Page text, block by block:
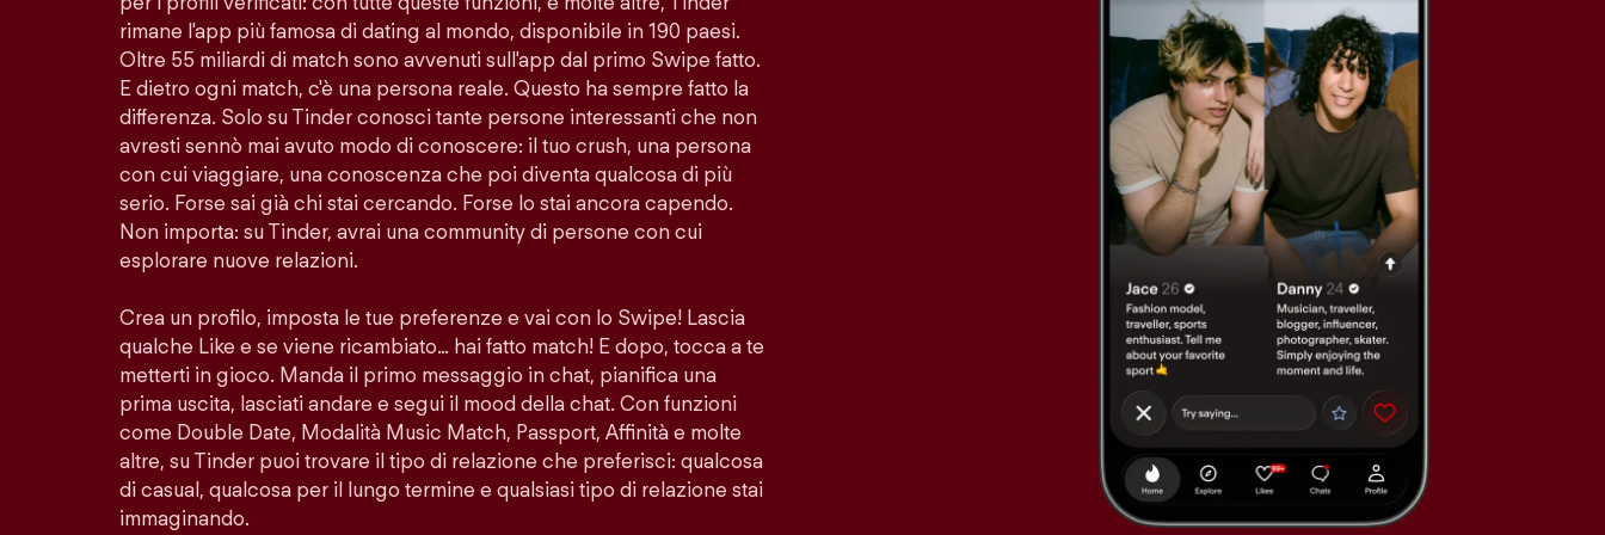
rimane l'app più famosa di dating al mondo, disponibile in 190 paesi.
Oltre 55 miliardi di match sono avvenuti sull'app dal primo Swipe fatto.
E dietro ogni match, c'è una persona reale. Questo ha sempre fatto la
differenza. Solo su Tinder conosci tante persone interessanti che non
avresti sennò mai avuto modo di conoscere: il tuo crush, una persona
con cui viaggiare, una conoscenza che poi diventa qualcosa di più
serio. Forse sai già chi stai cercando. Forse lo stai ancora capendo.
Non importa: su Tinder, avrai una community di persone con cui
esplorare nuove relazioni.
Crea un profilo, imposta le tue preferenze e vai con lo Swipe! Lascia
qualche Like e se viene ricambiato… hai fatto match! E dopo, tocca a te
metterti in gioco. Manda il primo messaggio in chat, pianifica una
prima uscita, lasciati andare e segui il mood della chat. Con funzioni
come Double Date, Modalità Music Match, Passport, Affinità e molte
altre, su Tinder puoi trovare il tipo di relazione che preferisci: qualcosa
di casual, qualcosa per il lungo termine e qualsiasi tipo di relazione stai
immaginando.